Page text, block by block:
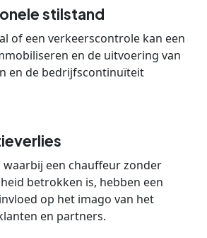
stilstand
of een verkeerscontrole kan een
en de uitvoering van
en de bedrijfscontinuïteit
een chauffeur zonder
betrokken is, hebben een
op het imago van het
en partners.